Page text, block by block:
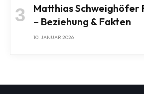
Matthias Schweighöfer
– Beziehung & Fakten
10. JANUAR 2026